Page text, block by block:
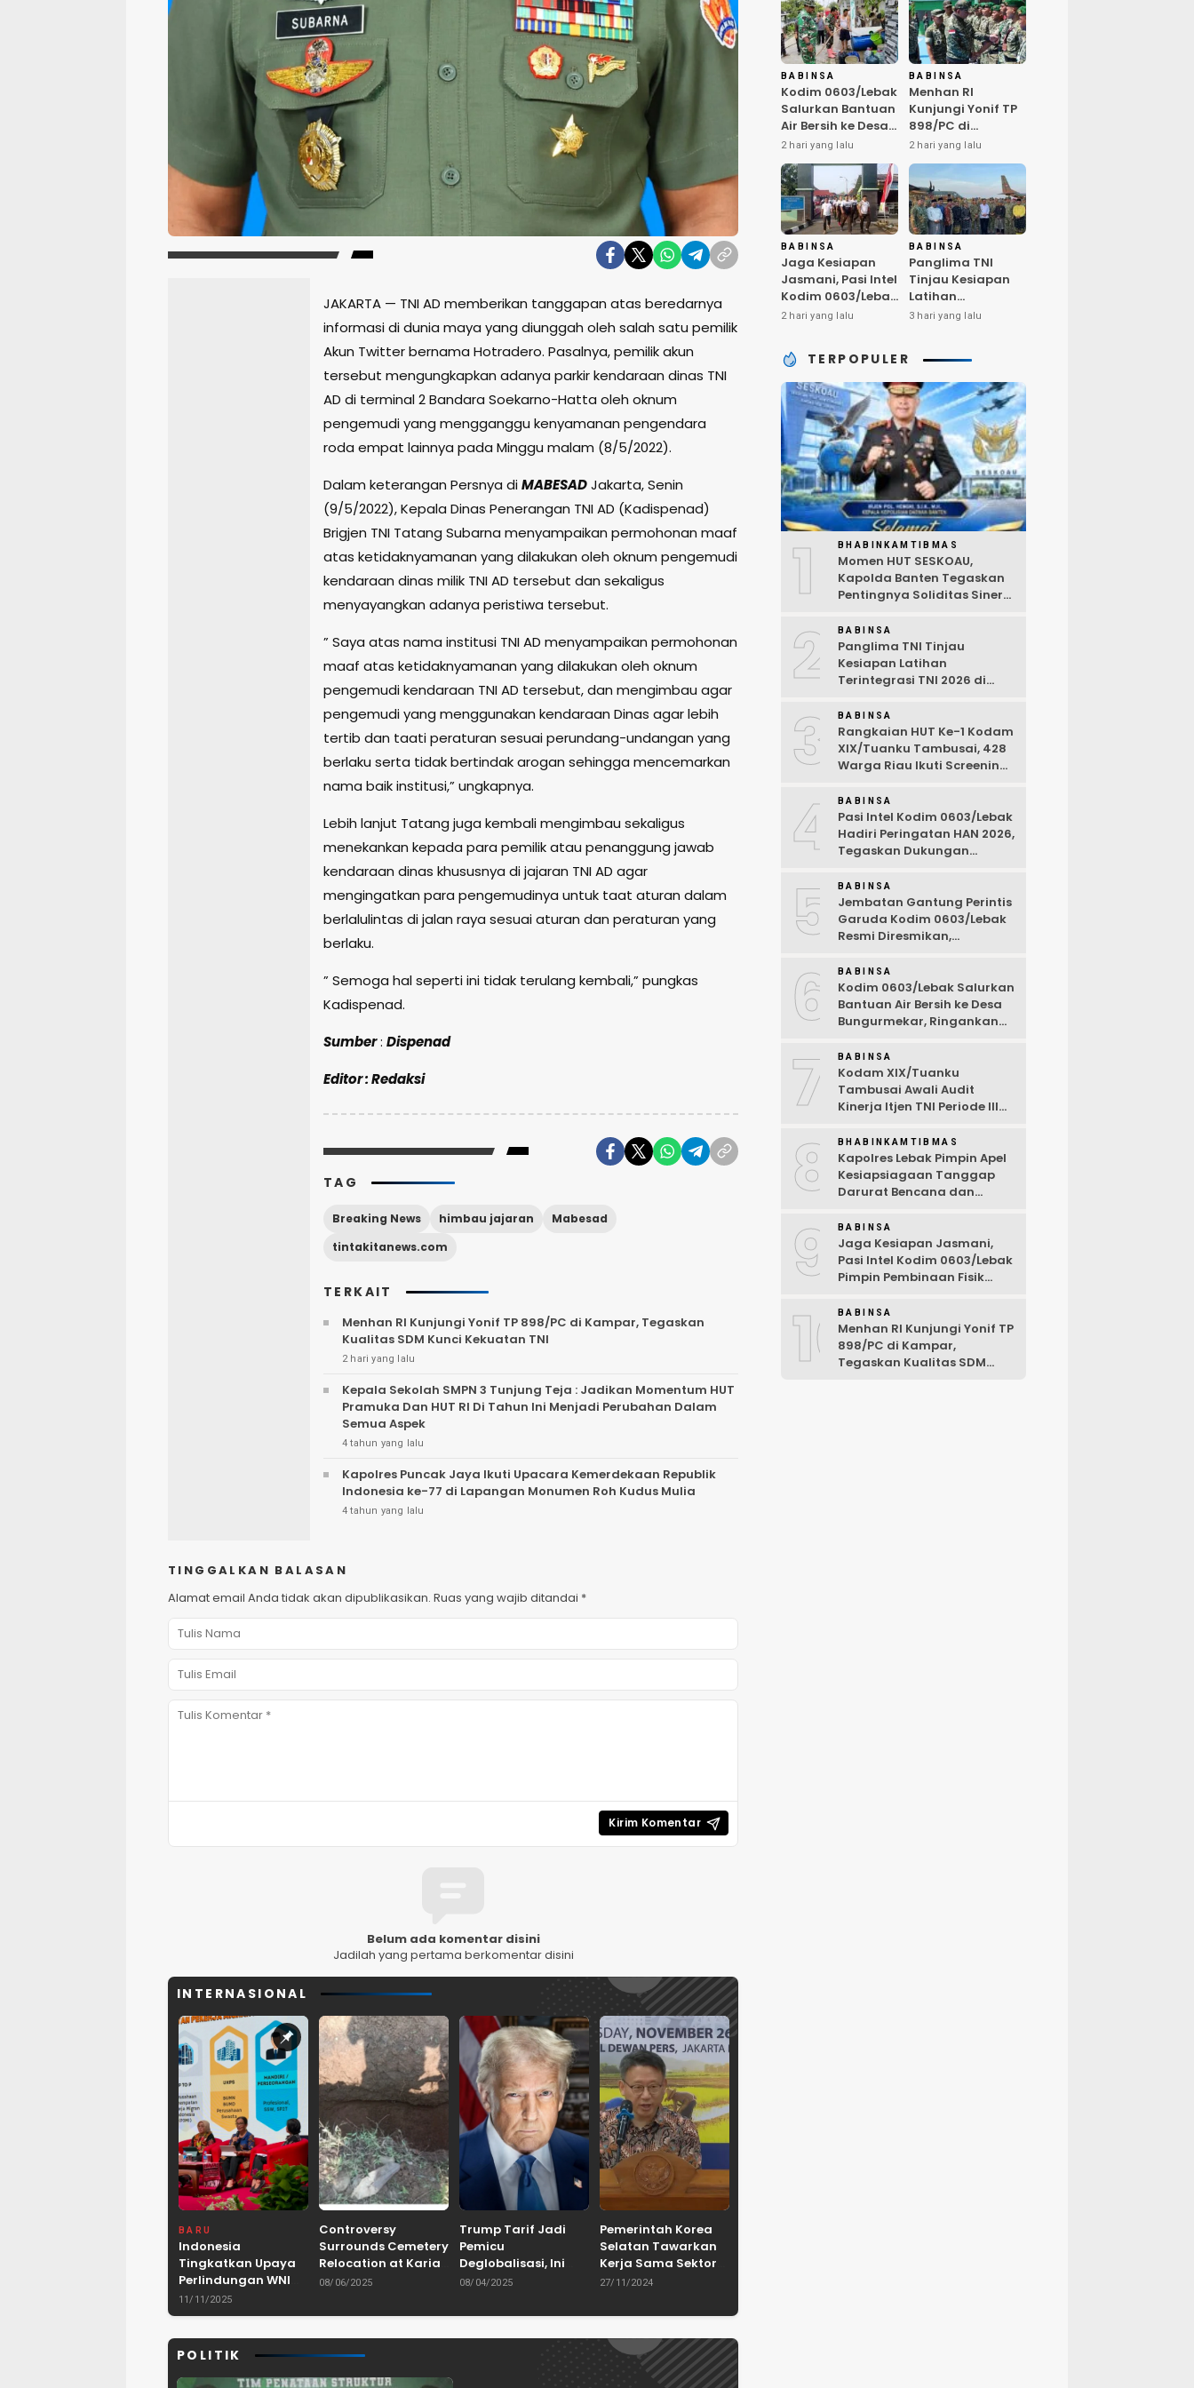
JAKARTA — TNI AD memberikan tanggapan atas beredarnya
informasi di dunia maya yang diunggah oleh salah satu pemilik
Akun Twitter bernama Hotradero. Pasalnya, pemilik akun
tersebut mengungkapkan adanya parkir kendaraan dinas TNI
AD di terminal 2 Bandara Soekarno-Hatta oleh oknum
pengemudi yang mengganggu kenyamanan pengendara
roda empat lainnya pada Minggu malam (8/5/2022).
Dalam keterangan Persnya diMABESADJakarta, Senin
(9/5/2022), Kepala Dinas Penerangan TNI AD (Kadispenad)
Brigjen TNI Tatang Subarna menyampaikan permohonan maaf
atas ketidaknyamanan yang dilakukan oleh oknum pengemudi
kendaraan dinas milik TNI AD tersebut dan sekaligus
menyayangkan adanya peristiwa tersebut.
” Saya atas nama institusi TNI AD menyampaikan permohonan
maaf atas ketidaknyamanan yang dilakukan oleh oknum
pengemudi kendaraan TNI AD tersebut, dan mengimbau agar
pengemudi yang menggunakan kendaraan Dinas agar lebih
tertib dan taati peraturan sesuai perundang-undangan yang
berlaku serta tidak bertindak arogan sehingga mencemarkan
nama baik institusi,” ungkapnya.
Lebih lanjut Tatang juga kembali mengimbau sekaligus
menekankan kepada para pemilik atau penanggung jawab
kendaraan dinas khususnya di jajaran TNI AD agar
mengingatkan para pengemudinya untuk taat aturan dalam
berlalulintas di jalan raya sesuai aturan dan peraturan yang
berlaku.
” Semoga hal seperti ini tidak terulang kembali,” pungkas
Kadispenad.
Sumber: Dispenad
Editor : Redaksi
TAG
Breaking News himbau jajaran
Mabesad
tintakitanews.com
TERKAIT
Menhan RI Kunjungi Yonif TP 898/PC di Kampar, Tegaskan
Kualitas SDM Kunci Kekuatan TNI
2 hari yang lalu
Kepala Sekolah SMPN 3 Tunjung Teja : Jadikan Momentum HUT
Pramuka Dan HUT RI Di Tahun Ini Menjadi Perubahan Dalam
Semua Aspek
4 tahun yang lalu
Kapolres Puncak Jaya Ikuti Upacara Kemerdekaan Republik
Indonesia ke-77 di Lapangan Monumen Roh Kudus Mulia
4 tahun yang lalu
TINGGALKAN BALASAN
Alamat email Anda tidak akan dipublikasikan. Ruas yang wajib ditandai *
Belum ada komentar disini
Jadilah yang pertama berkomentar disini
INTERNASIONAL
BARU
Indonesia
Tingkatkan Upaya
Perlindungan WNI
dan Pemberantasan
TPPO di Asia
11/11/2025
Controversy
Surrounds Cemetery
Relocation at Karian
Dam Project in
08/06/2025
Trump Tarif Jadi
Pemicu
Deglobalisasi, Ini
Ulasan Tajam dari
ASPRINDO
08/04/2025
Pemerintah Korea
Selatan Tawarkan
Kerja Sama Sektor
Pertanian untuk
Pangan Indonesia
27/11/2024
POLITIK
BABINSA
Kodim 0603/Lebak
Salurkan Bantuan
Air Bersih ke Desa
Bungurmekar,
Ringankan Beban
Warga
Terdampak
Kemarau
2 hari yang lalu
BABINSA
Menhan RI
Kunjungi Yonif TP
898/PC di
Kampar,
Tegaskan
Kualitas SDM
Kunci Kekuatan
TNI
2 hari yang lalu
BABINSA
Jaga Kesiapan
Jasmani, Pasi Intel
Kodim 0603/Lebak
Pimpin Pembinaan
2 hari yang lalu
BABINSA
Panglima TNI
Tinjau Kesiapan
Latihan
Terintegrasi TNI
3 hari yang lalu
TERPOPULER
1 BHABINKAMTIBMAS
Momen HUT SESKOAU,
Kapolda Banten Tegaskan
Pentingnya Soliditas Sinergi
2 BABINSA
Panglima TNI Tinjau
Kesiapan Latihan
Terintegrasi TNI 2026 di
3 BABINSA
Rangkaian HUT Ke-1 Kodam
XIX/Tuanku Tambusai, 428
Warga Riau Ikuti Screening
4 BABINSA
Pasi Intel Kodim 0603/Lebak
Hadiri Peringatan HAN 2026,
Tegaskan Dukungan
Ramah Anak
5 BABINSA
Jembatan Gantung Perintis
Garuda Kodim 0603/Lebak
Resmi Diresmikan,
Desa Wanasalam
6 BABINSA
Kodim 0603/Lebak Salurkan
Bantuan Air Bersih ke Desa
Bungurmekar, Ringankan
Kemarau
7 BABINSA
Kodam XIX/Tuanku
Tambusai Awali Audit
Kinerja Itjen TNI Periode III
8 BHABINKAMTIBMAS
Kapolres Lebak Pimpin Apel
Kesiapsiagaan Tanggap
Darurat Bencana dan
9 BABINSA
Jaga Kesiapan Jasmani,
Pasi Intel Kodim 0603/Lebak
Pimpin Pembinaan Fisik
10BABINSA
Menhan RI Kunjungi Yonif TP
898/PC di Kampar,
Tegaskan Kualitas SDM